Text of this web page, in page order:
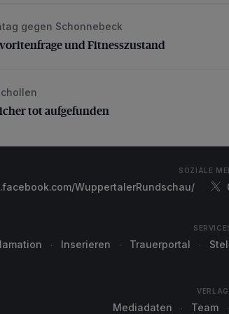
und Fitnesszustand
gegen Schonnebeck
und Fitnesszustand
tot aufgefunden
tot aufgefunden
SOZIALE
WuppertalerRundschau/
Inserieren Trauerportal
VERLAG
Mediadaten Team